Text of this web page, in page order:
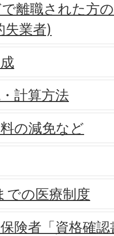
離職された方
失業者)
計算方法
の減免など
での医療制度
険者「資格確